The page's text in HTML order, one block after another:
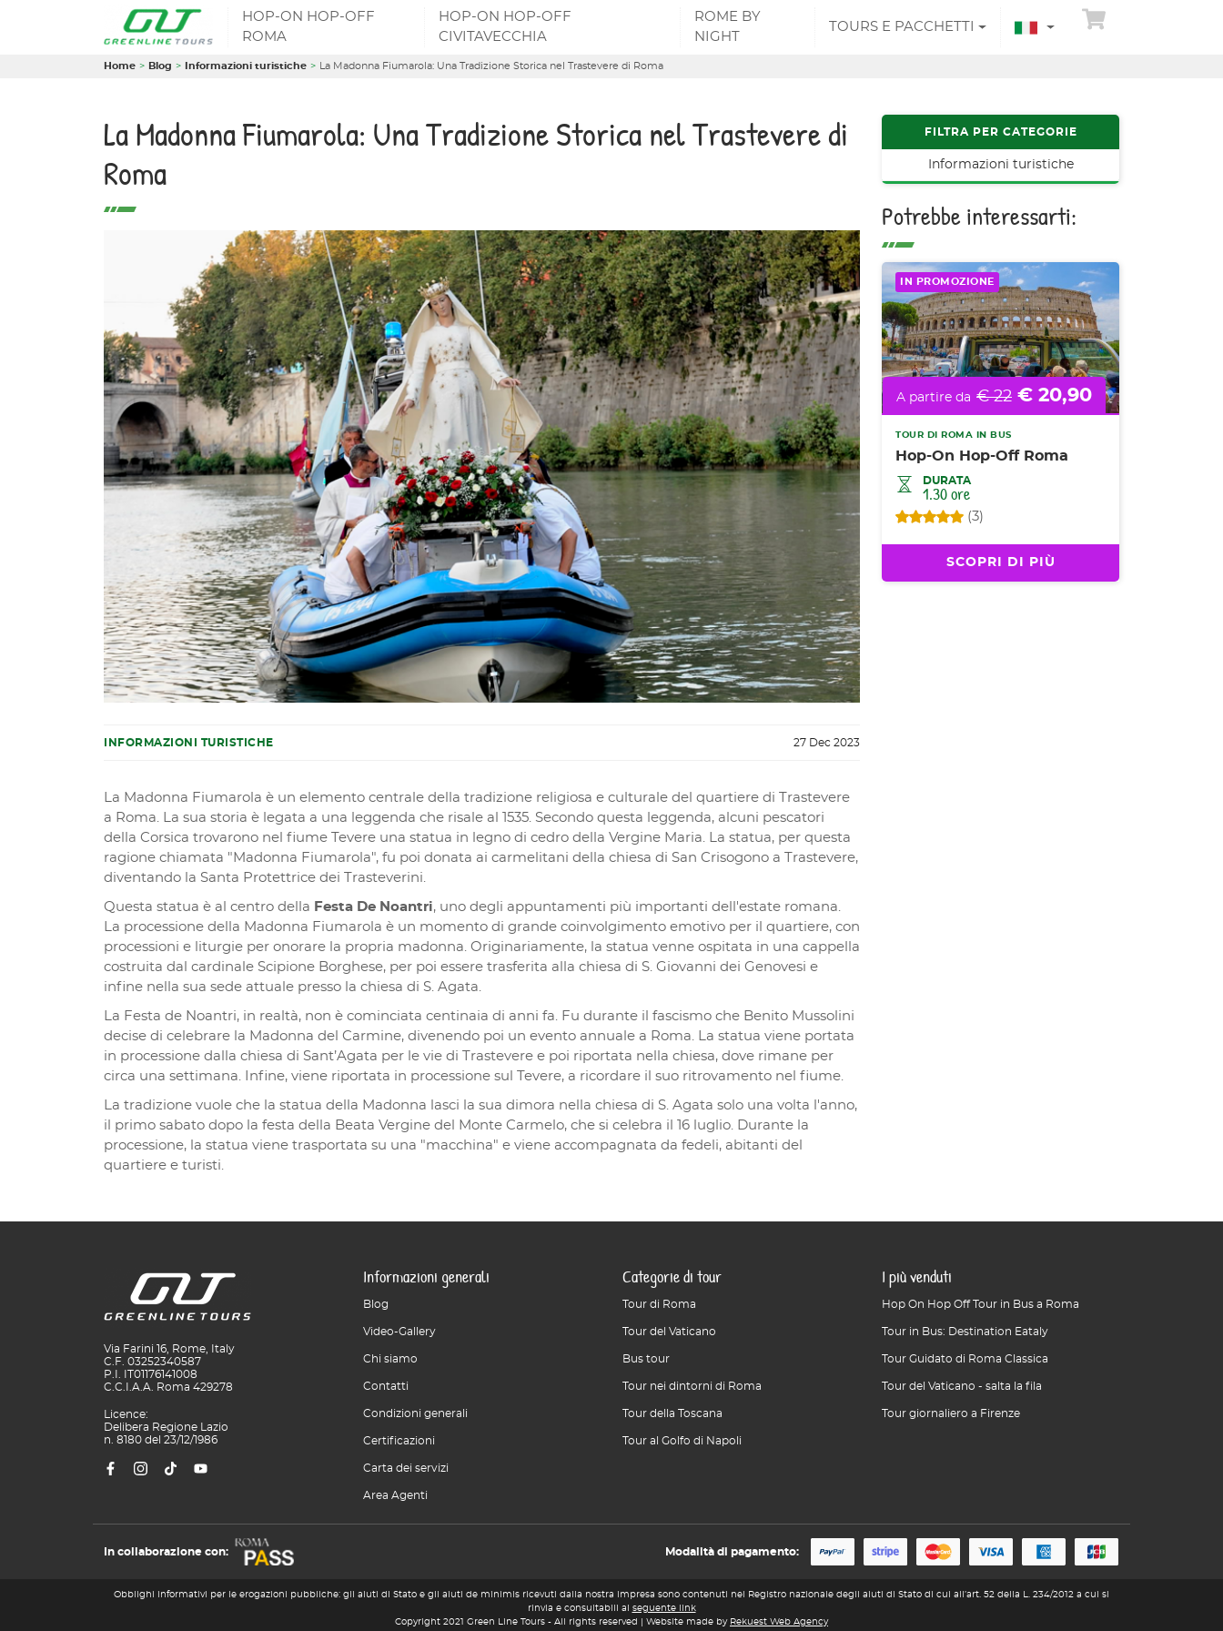
HOP-ON HOP-OFF
ROMA
HOP-ON HOP-OFF
CIVITAVECCHIA
ROME BY
NIGHT
TOURS E PACCHETTI
Home Blog Informazioni turistiche La Madonna Fiumarola: Una Tradizione Storica nel Trastevere di Roma
La Madonna Fiumarola: Una Tradizione Storica nel Trastevere di
Roma
INFORMAZIONI TURISTICHE 27 Dec 2023
La Madonna Fiumarola è un elemento centrale della tradizione religiosa e culturale del quartiere di Trastevere
a Roma. La sua storia è legata a una leggenda che risale al 1535. Secondo questa leggenda, alcuni pescatori
della Corsica trovarono nel fiume Tevere una statua in legno di cedro della Vergine Maria. La statua, per questa
ragione chiamata "Madonna Fiumarola", fu poi donata ai carmelitani della chiesa di San Crisogono a Trastevere,
diventando la Santa Protettrice dei Trasteverini.
Questa statua è al centro della Festa De Noantri, uno degli appuntamenti più importanti dell'estate romana.
La processione della Madonna Fiumarola è un momento di grande coinvolgimento emotivo per il quartiere, con
processioni e liturgie per onorare la propria madonna. Originariamente, la statua venne ospitata in una cappella
costruita dal cardinale Scipione Borghese, per poi essere trasferita alla chiesa di S. Giovanni dei Genovesi e
infine nella sua sede attuale presso la chiesa di S. Agata.
La Festa de Noantri, in realtà, non è cominciata centinaia di anni fa. Fu durante il fascismo che Benito Mussolini
decise di celebrare la Madonna del Carmine, divenendo poi un evento annuale a Roma. La statua viene portata
in processione dalla chiesa di Sant’Agata per le vie di Trastevere e poi riportata nella chiesa, dove rimane per
circa una settimana. Infine, viene riportata in processione sul Tevere, a ricordare il suo ritrovamento nel fiume.
La tradizione vuole che la statua della Madonna lasci la sua dimora nella chiesa di S. Agata solo una volta l'anno,
il primo sabato dopo la festa della Beata Vergine del Monte Carmelo, che si celebra il 16 luglio. Durante la
processione, la statua viene trasportata su una "macchina" e viene accompagnata da fedeli, abitanti del
quartiere e turisti.
FILTRA PER CATEGORIE
Informazioni turistiche
Potrebbe interessarti:
IN PROMOZIONE
A partire da € 22 € 20,90
TOUR DI ROMA IN BUS
Hop-On Hop-Off Roma
DURATA
1.30 ore
(3)
SCOPRI DI PIÙ
Via Farini 16, Rome, Italy
C.F. 03252340587
P.I. IT01176141008
C.C.I.A.A. Roma 429278
Licence:
Delibera Regione Lazio
n. 8180 del 23/12/1986
Informazioni generali
Blog
Video-Gallery
Chi siamo
Contatti
Condizioni generali
Certificazioni
Carta dei servizi
Area Agenti
Categorie di tour
Tour di Roma
Tour del Vaticano
Bus tour
Tour nei dintorni di Roma
Tour della Toscana
Tour al Golfo di Napoli
I più venduti
Hop On Hop Off Tour in Bus a Roma
Tour in Bus: Destination Eataly
Tour Guidato di Roma Classica
Tour del Vaticano - salta la fila
Tour giornaliero a Firenze
In collaborazione con: Modalità di pagamento:
Obblighi informativi per le erogazioni pubbliche: gli aiuti di Stato e gli aiuti de minimis ricevuti dalla nostra impresa sono contenuti nel Registro nazionale degli aiuti di Stato di cui all’art. 52 della L. 234/2012 a cui si
rinvia e consultabili al seguente link
Copyright 2021 Green Line Tours - All rights reserved | Website made by Rekuest Web Agency